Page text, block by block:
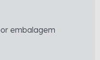
embalagem